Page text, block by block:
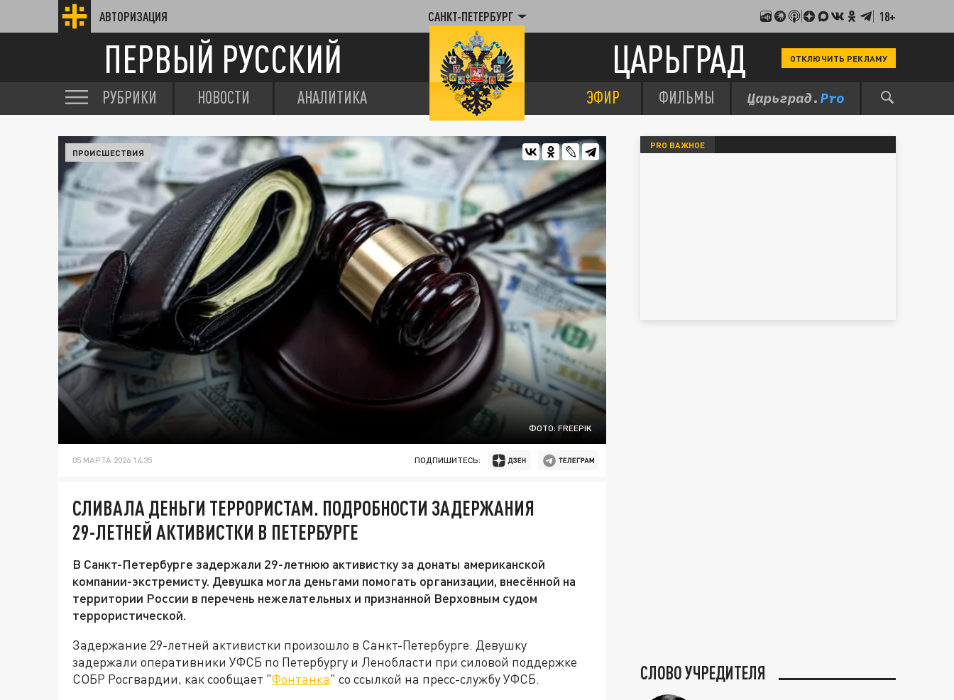
АВТОРИЗАЦИЯ САНКТ-ПЕТЕРБУРГ 18+
ПЕРВЫЙ РУССКИЙ ЦАРЬГРАД ОТКЛЮЧИТЬ РЕКЛАМУ
РУБРИКИ НОВОСТИ АНАЛИТИКА ЭФИР ФИЛЬМЫ
ФОТО: FREEPIK
ПРОИСШЕСТВИЯ
05 МАРТА 2026 14:35 ПОДПИШИТЕСЬ:
СЛИВАЛА ДЕНЬГИ ТЕРРОРИСТАМ. ПОДРОБНОСТИ ЗАДЕРЖАНИЯ
29-ЛЕТНЕЙ АКТИВИСТКИ В ПЕТЕРБУРГЕ
В Санкт-Петербурге задержали 29-летнюю активистку за донаты американской
компании-экстремисту. Девушка могла деньгами помогать организации, внесённой на
территории России в перечень нежелательных и признанной Верховным судом
террористической.
Задержание 29-летней активистки произошло в Санкт-Петербурге. Девушку
задержали оперативники УФСБ по Петербургу и Ленобласти при силовой поддержке
СОБР Росгвардии, как сообщает "Фонтанка" со ссылкой на пресс-службу УФСБ.
PRO ВАЖНОЕ
СЛОВО УЧРЕДИТЕЛЯ